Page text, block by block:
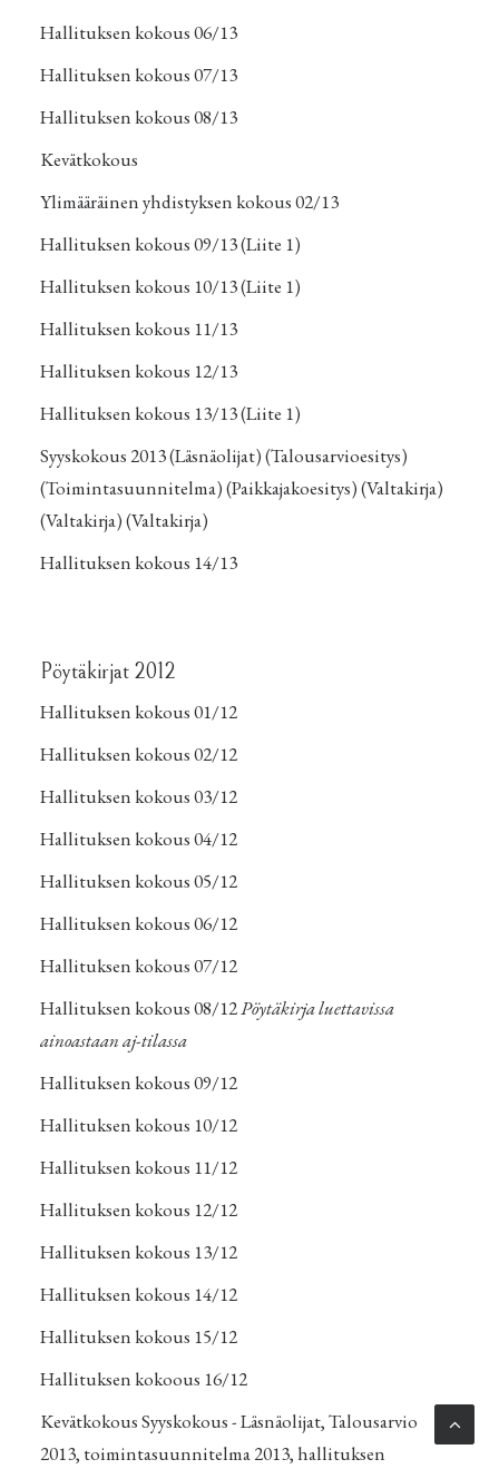
Hallituksen kokous 06/13
Hallituksen kokous 07/13
Hallituksen kokous 08/13
Kevätkokous
Ylimääräinen yhdistyksen kokous 02/13
Hallituksen kokous 09/13(Liite 1)
Hallituksen kokous 10/13(Liite 1)
Hallituksen kokous 11/13
Hallituksen kokous 12/13
Hallituksen kokous 13/13(Liite 1)
Syyskokous 2013(Läsnäolijat) (Talousarvioesitys)
(Toimintasuunnitelma) (Paikkajakoesitys) (Valtakirja)
(Valtakirja) (Valtakirja)
Hallituksen kokous 14/13
Pöytäkirjat 2012
Hallituksen kokous 01/12
Hallituksen kokous 02/12
Hallituksen kokous 03/12
Hallituksen kokous 04/12
Hallituksen kokous 05/12
Hallituksen kokous 06/12
Hallituksen kokous 07/12
Hallituksen kokous 08/12Pöytäkirja luettavissa
ainoastaan aj-tilassa
Hallituksen kokous 09/12
Hallituksen kokous 10/12
Hallituksen kokous 11/12
Hallituksen kokous 12/12
Hallituksen kokous 13/12
Hallituksen kokous 14/12
Hallituksen kokous 15/12
Hallituksen kokoous 16/12
KevätkokousSyyskokous-Läsnäolijat,Talousarvio
2013, toimintasuunnitelma 2013,hallituksen